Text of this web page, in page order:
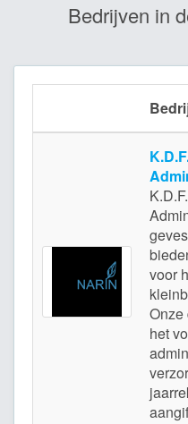
Bedrijven in
voor
Onze
het